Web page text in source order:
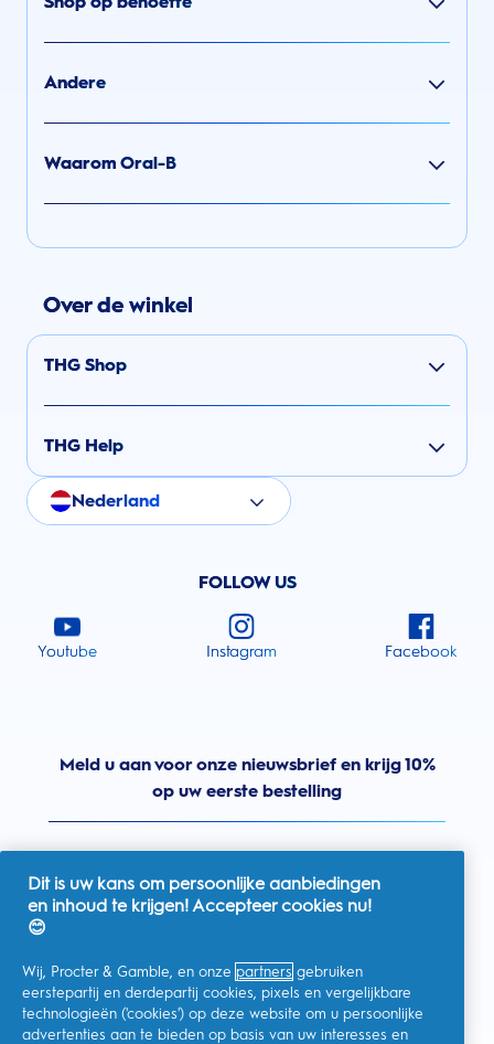
Andere
Waarom Oral-B
Over de winkel
THG Shop
THG Help
Nederland
FOLLOW US
Youtube Instagram Facebook
Meld u aan voor onze nieuwsbrief en krijg 10%
op uw eerste bestelling
Ik geef toestemming voor het ontvangen van
gepersonaliseerde communicatie met betrekking tot
Dit is uw kans om persoonlijke aanbiedingen
en inhoud te krijgen! Accepteer cookies nu!
😊
Wij, Procter & Gamble, en onze partners gebruiken
eerstepartij en derdepartij cookies, pixels en vergelijkbare
technologieën ('cookies') op deze website om u persoonlijke
advertenties aan te bieden op basis van uw interesses en